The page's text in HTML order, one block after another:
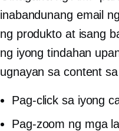
inabandunang email
ng produkto at isang
ng iyong tindahan
ugnayan sa content
Pag-click sa iyong
Pag-zoom ng mga